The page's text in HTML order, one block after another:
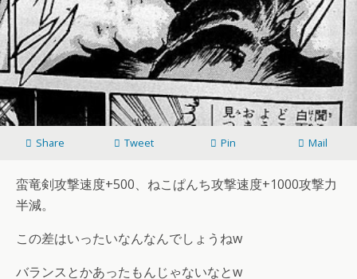
Share Tweet Pin Mail
蛮竜剣攻撃速度+500、ねこぱんち攻撃速度+1000攻撃力
半減。
この差はいったいなんなんでしょうねw
バランスとかあったもんじゃないなとw